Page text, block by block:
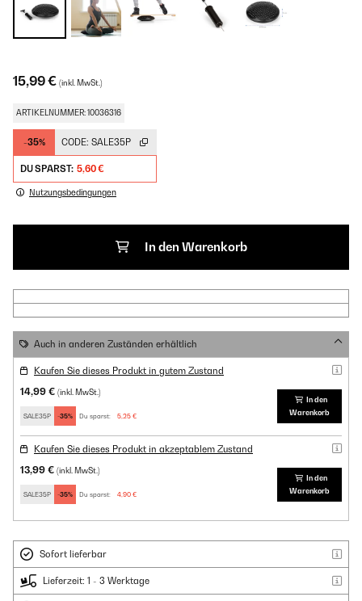
15,99 € (inkl. MwSt.)
ARTIKELNUMMER: 10036316
-35% CODE: SALE35P
DU SPARST: 5,60 €
Nutzungsbedingungen
In den Warenkorb
Auch in anderen Zuständen erhältlich
Kaufen Sie dieses Produkt in gutem Zustand
14,99 € (inkl. MwSt.)
SALE35P -35% Du sparst: 5,25 €
In den
Warenkorb
Kaufen Sie dieses Produkt in akzeptablem Zustand
13,99 € (inkl. MwSt.)
SALE35P -35% Du sparst: 4,90 €
In den
Warenkorb
Sofort lieferbar
Lieferzeit: 1 - 3 Werktage